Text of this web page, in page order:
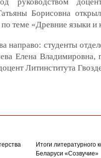
Борисовна
теме «Древние языки и
направо: студенты
Елена Владимировна,
Литинститута
Итоги литературного
Беларуси «Созвучие»